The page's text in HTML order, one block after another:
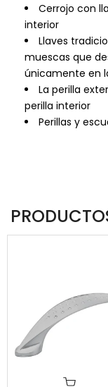
Cerrojo con
interior
Llaves
muescas que
únicamente en
La perilla
perilla interior
Perillas y